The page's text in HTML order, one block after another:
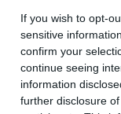
If you wish to opt-
sensitive
confirm your
continue seeing
information
further disclosure
hatása
az, hogy
áll